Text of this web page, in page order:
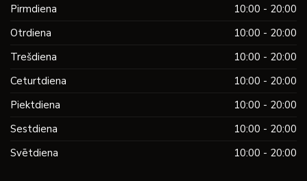
Pirmdiena
10:00 - 20:00
Otrdiena
10:00 - 20:00
Trešdiena
10:00 - 20:00
Ceturtdiena
10:00 - 20:00
Piektdiena
10:00 - 20:00
Sestdiena
10:00 - 20:00
Svētdiena
10:00 - 20:00